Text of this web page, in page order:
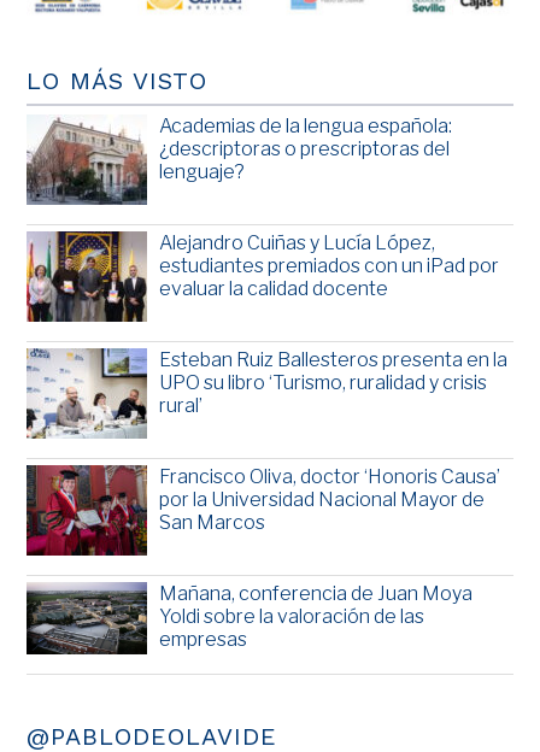
LO MÁS VISTO
Academias de la lengua española:
¿descriptoras o prescriptoras del
lenguaje?
Alejandro Cuiñas y Lucía López,
estudiantes premiados con un iPad por
evaluar la calidad docente
Esteban Ruiz Ballesteros presenta en la
UPO su libro ‘Turismo, ruralidad y crisis
rural’
Francisco Oliva, doctor ‘Honoris Causa’
por la Universidad Nacional Mayor de
San Marcos
Mañana, conferencia de Juan Moya
Yoldi sobre la valoración de las
empresas
@PABLODEOLAVIDE